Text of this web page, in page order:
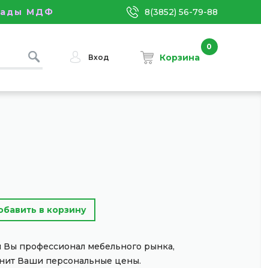
МДФ 8(3852) 56-79-88
Вход Корзина
0
профессионал мебельного рынка,
Ваши персональные цены.